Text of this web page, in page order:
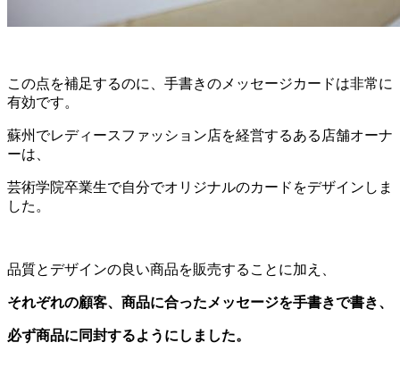
この点を補足するのに、手書きのメッセージカードは非常に
有効です。
蘇州でレディースファッション店を経営するある店舗オーナ
ーは、
芸術学院卒業生で自分でオリジナルのカードをデザインしま
した。
品質とデザインの良い商品を販売することに加え、
それぞれの顧客、商品に合ったメッセージを手書きで書き、
必ず商品に同封するようにしました。